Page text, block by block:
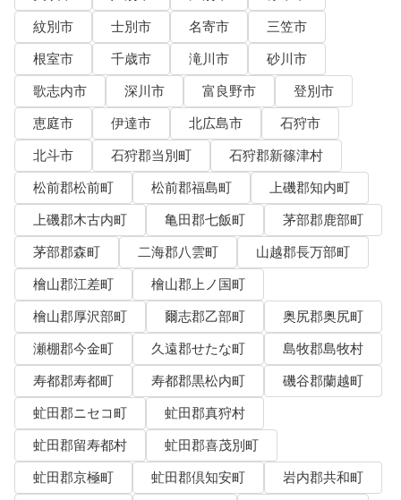
紋別市
士別市 名寄市
三笠市
根室市
千歳市 滝川市
砂川市
歌志内市
深川市 富良野市
登別市
恵庭市
伊達市 北広島市
石狩市
北斗市
石狩郡当別町
石狩郡新篠津村
松前郡松前町
松前郡福島町
上磯郡知内町
上磯郡木古内町
亀田郡七飯町
茅部郡鹿部町
茅部郡森町
二海郡八雲町
山越郡長万部町
檜山郡江差町
檜山郡上ノ国町
檜山郡厚沢部町
爾志郡乙部町
奥尻郡奥尻町
瀬棚郡今金町
久遠郡せたな町
島牧郡島牧村
寿都郡寿都町
寿都郡黒松内町
磯谷郡蘭越町
虻田郡ニセコ町
虻田郡真狩村
虻田郡留寿都村
虻田郡喜茂別町
虻田郡京極町
虻田郡倶知安町
岩内郡共和町